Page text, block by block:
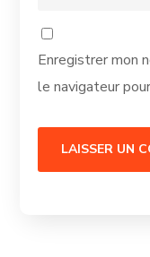
Enregistrer mon
le navigateur